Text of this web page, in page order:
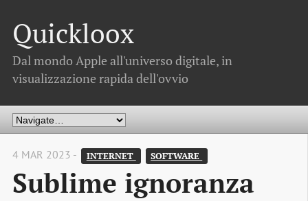
Quickloox
Dal mondo Apple all'universo digitale, in
visualizzazione rapida dell'ovvio
4 MAR 2023 - INTERNET SOFTWARE
Sublime ignoranza